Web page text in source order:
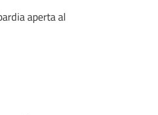
aperta al